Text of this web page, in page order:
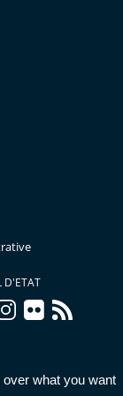
what you want
D'ETAT
flickr rss
Données